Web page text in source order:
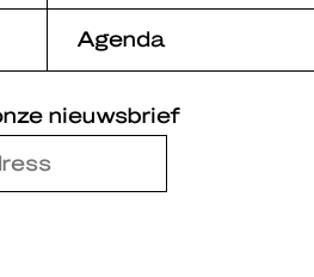
Agenda
nieuwsbrief